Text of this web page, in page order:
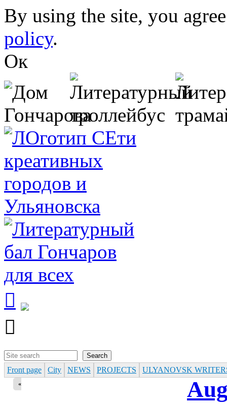
Skip to main content
By using the site, you
policy.
Ок


Search form
Front page City NEWS PROJECTS ULYANOVSK
«